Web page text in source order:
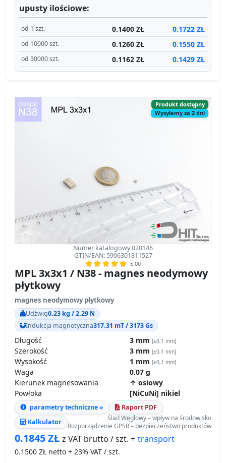
upusty ilościowe:
od 1 szt. 0.1400 ZŁ 0.1722 ZŁ
od 10000 szt. 0.1260 ZŁ 0.1550 ZŁ
od 30000 szt. 0.1162 ZŁ 0.1429 ZŁ
Produkt dostępny
Wysyłamy za 2 dni
Numer katalogowy 020146
GTIN/EAN: 5906301811527
5.00
MPL 3x3x1 / N38 - magnes neodymowy
płytkowy
magnes neodymowy płytkowy
Udźwig0.23 kg / 2.29 N
Indukcja magnetyczna317.31 mT / 3173 Gs
Długość 3 mm [±0,1 mm]
Szerokość 3 mm [±0,1 mm]
Wysokość 1 mm [±0,1 mm]
Waga
0.07 g
Kierunek magnesowania
↑ osiowy
Powłoka
[NiCuNi] nikiel
parametry techniczne »
Raport PDF
Kalkulator
Ślad Węglowy – wpływ na środowisko
Rozporządzenie GPSR – bezpieczeństwo produktów
0.1845ZŁ z VAT brutto / szt. + transport
0.1500 ZŁ netto + 23% VAT / szt.